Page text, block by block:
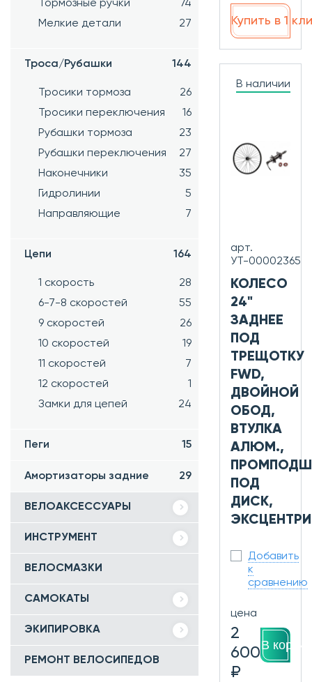
Тормозные ручки
74
Мелкие детали
27
Троса/Рубашки 144
Тросики тормоза
26
Тросики переключения
16
Рубашки тормоза
23
Рубашки переключения
27
Наконечники
35
Гидролинии
5
Направляющие
7
Цепи 164
1 скорость
28
6-7-8 скоростей
55
9 скоростей
26
10 скоростей
19
11 скоростей
7
12 скоростей
1
Замки для цепей
24
Пеги 15
Амортизаторы задние 29
ВЕЛОАКСЕССУАРЫ
ИНСТРУМЕНТ
ВЕЛОСМАЗКИ
САМОКАТЫ
ЭКИПИРОВКА
РЕМОНТ ВЕЛОСИПЕДОВ
Купить в 1
В наличии
арт.
УТ-00002365
КОЛЕСО
24"
ЗАДНЕЕ
ПОД
ТРЕЩОТКУ
FWD,
ДВОЙНОЙ
ОБОД,
ВТУЛКА
АЛЮМ.,
ПОД
ДИСК,
Добавить
к
сравнению
цена
2
600
₽
В